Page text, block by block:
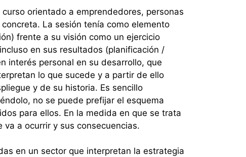
orientado a emprendedores, personas
La sesión tenía como elemento
frente a su visión como un ejercicio
en sus resultados (planificación /
interés personal en su desarrollo, que
lo que sucede y a partir de ello
y de su historia. Es sencillo
no se puede prefijar el esquema
para ellos. En la medida en que se trata
a ocurrir y sus consecuencias.
en un sector que interpretan la estrategia